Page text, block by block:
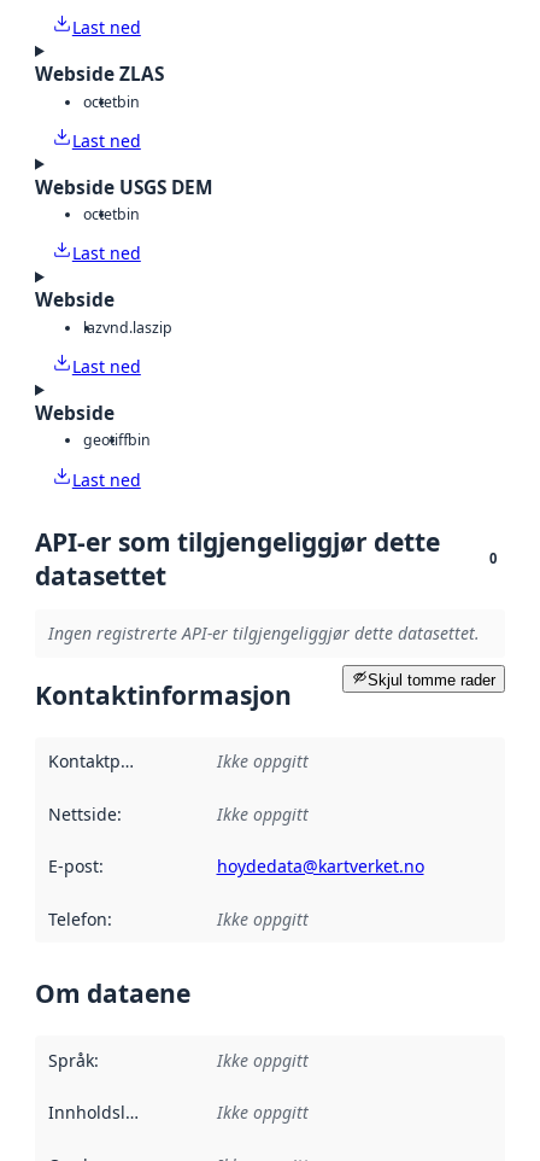
Last ned
Webside ZLAS
octetbin
Last ned
Webside USGS DEM
octetbin
Last ned
Webside
lazvnd.laszip
Last ned
Webside
geotiffbin
Last ned
API-er som tilgjengeliggjør dette
datasettet
0
Ingen registrerte API-er tilgjengeliggjør dette datasettet.
Skjul tomme rader
Kontaktinformasjon
Kontaktpunkt Ikke oppgitt
Nettside: Ikke oppgitt
E-post: hoydedata@kartverket.no
Telefon: Ikke oppgitt
Om dataene
Språk: Ikke oppgitt
Innholdsleverandører :
Ikke oppgitt